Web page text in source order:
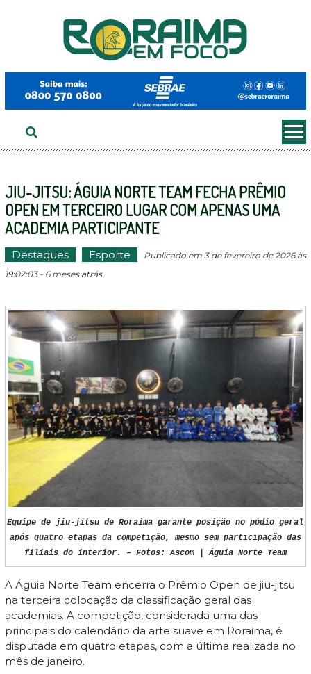
JIU-JITSU: ÁGUIA NORTE TEAM FECHA PRÊMIO
OPEN EM TERCEIRO LUGAR COM APENAS UMA
ACADEMIA PARTICIPANTE
Destaques Esporte
Publicado em 3 de fevereiro de 2026 às
19:02:03 - 6 meses atrás
Equipe de jiu-jitsu de Roraima garante posição no pódio geral
após quatro etapas da competição, mesmo sem participação das
filiais do interior. – Fotos: Ascom | Águia Norte Team
A Águia Norte Team encerra o Prêmio Open de jiu-jitsu
na terceira colocação da classificação geral das
academias. A competição, considerada uma das
principais do calendário da arte suave em Roraima, é
disputada em quatro etapas, com a última realizada no
mês de janeiro.